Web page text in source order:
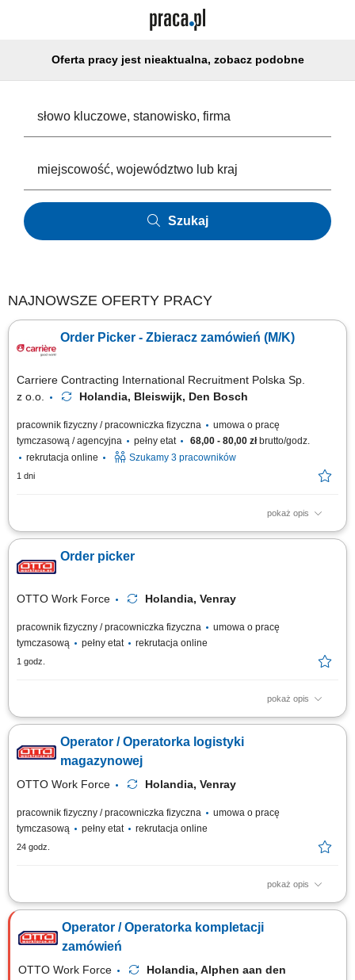
Oferta pracy jest nieaktualna, zobacz podobne
Szukaj
NAJNOWSZE OFERTY PRACY
Order Picker - Zbieracz zamówień (M/K)
Carriere Contracting International Recruitment Polska Sp.
z o.o.
Holandia, Bleiswijk, Den Bosch
pracownik fizyczny / pracowniczka fizyczna
umowa o pracę
tymczasową / agencyjna
pełny etat 68,00 - 80,00 złbrutto/godz.
rekrutacja online
Szukamy 3 pracowników
1 dni
pokaż opis
Chcesz zacząć pracę za granicą i szukasz stabilnego zatrudnienia w
konkurencyjne wynagrodzenie, bezpieczne zakwaterowanie oraz
wsparcie na każdym etapie pracy. Nawet jeśli nie masz dużego
Order picker
OTTO Work Force Holandia, Venray
pracownik fizyczny / pracowniczka fizyczna
umowa o pracę
tymczasową
pełny etat rekrutacja online
1 godz.
pokaż opis
Twoje codzienne zadania Pracujesz w nowoczesnym magazynie i dbasz
za pomocą ręcznego skanera; Pakować produkty do skrzynek lub
pojemników; Podnosić produkty o różnej wadze; Pracować w strefach o
Operator / Operatorka logistyki
magazynowej
OTTO Work Force Holandia, Venray
pracownik fizyczny / pracowniczka fizyczna
umowa o pracę
tymczasową
pełny etat rekrutacja online
24 godz.
pokaż opis
Opis stanowiska: zbieranie i kompletowanie zamówień za pomocą
przed wysyłką; obsługa elektrycznego wózka paletowego (EPT) transport
i układanie towarów w magazynie; wykonywanie zadań fizycznych
Operator / Operatorka kompletacji
zamówień
OTTO Work Force
Holandia, Alphen aan den